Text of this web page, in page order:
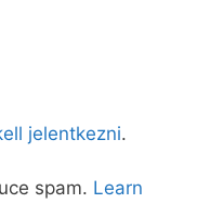
jelentkezni.
spam. Learn